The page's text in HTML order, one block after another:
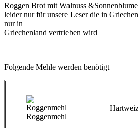
Roggen Brot mit Walnuss
leider nur für unsere Leser die in
nur in
Griechenland vertrieben wird
Folgende Mehle werden benötigt
Roggenmehl